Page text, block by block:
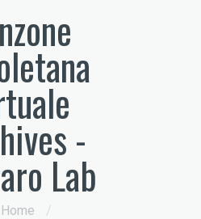
-
Lab
Home
/